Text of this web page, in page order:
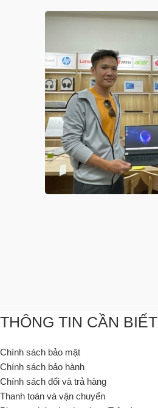
THÔNG TIN CẦN BIẾT
Chính sách bảo mật
Chính sách bảo hành
Chính sách đổi và trả hàng
Thanh toán và vận chuyển